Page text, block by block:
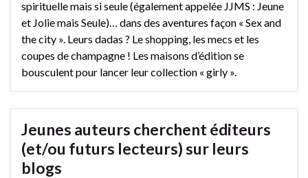
spirituelle mais si seule (également appelée JJMS : Jeune
et Jolie mais Seule)… dans des aventures façon « Sex and
the city ». Leurs dadas ? Le shopping, les mecs et les
coupes de champagne ! Les maisons d’édition se
bousculent pour lancer leur collection « girly ».
Jeunes auteurs cherchent éditeurs
(et/ou futurs lecteurs) sur leurs
blogs